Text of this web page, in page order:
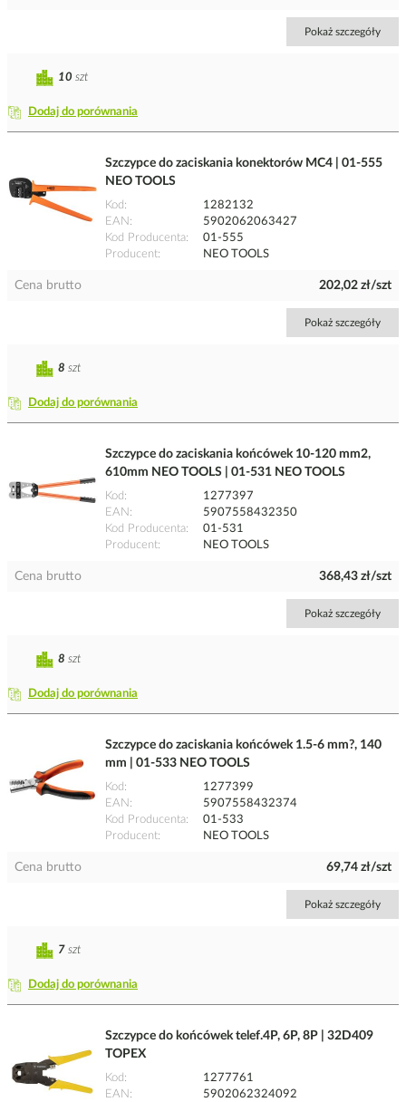
Pokaż szczegóły
Dodaj do porównania
10 szt
Szczypce do zaciskania konektorów MC4 | 01-555
NEO TOOLS
Kod
1282132
EAN
5902062063427
Kod Producenta
01-555
Producent
NEO TOOLS
Cena brutto 202,02 zł/szt
Pokaż szczegóły
Dodaj do porównania
8 szt
Szczypce do zaciskania końcówek 10-120 mm2,
610mm NEO TOOLS | 01-531 NEO TOOLS
Kod
1277397
EAN
5907558432350
Kod Producenta
01-531
Producent
NEO TOOLS
Cena brutto 368,43 zł/szt
Pokaż szczegóły
Dodaj do porównania
8 szt
Szczypce do zaciskania końcówek 1.5-6 mm?, 140
mm | 01-533 NEO TOOLS
Kod
1277399
EAN
5907558432374
Kod Producenta
01-533
Producent
NEO TOOLS
Cena brutto 69,74 zł/szt
Pokaż szczegóły
Dodaj do porównania
7 szt
Szczypce do końcówek telef.4P, 6P, 8P | 32D409
TOPEX
Kod
1277761
EAN
5902062324092